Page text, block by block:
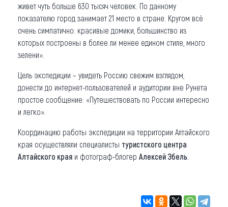
живет чуть больше 630 тысяч человек. По данному
показателю город занимает 21 место в стране. Кругом всё
очень симпатично: красивые домики, большинство из
которых построены в более ли менее едином стиле, много
зелени».
Цель экспедиции – увидеть Россию свежим взглядом,
донести до интернет-пользователей и аудитории вне Рунета
простое сообщение: «Путешествовать по России интересно
и легко».
Координацию работы экспедиции на территории Алтайского
края осуществляли специалисты туристского центра
Алтайского края и фотограф-блогер Алексей Эбель